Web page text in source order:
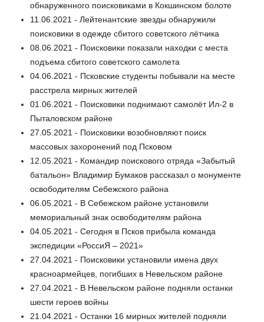
обнаруженного поисковиками в Кокшинском болоте
11.06.2021 - Лейтенантские звезды обнаружили
поисковики в одежде сбитого советского лётчика
08.06.2021 - Поисковики показали находки с места
подъема сбитого советского самолета
04.06.2021 - Псковские студенты побывали на месте
расстрела мирных жителей
01.06.2021 - Поисковики поднимают самолёт Ил-2 в
Пыталовском районе
27.05.2021 - Поисковики возобновляют поиск
массовых захоронений под Псковом
12.05.2021 - Командир поискового отряда «Забытый
батальон» Владимир Бумаков рассказал о монументе
освободителям Себежского района
06.05.2021 - В Себежском районе установили
мемориальный знак освободителям района
04.05.2021 - Сегодня в Псков прибыла команда
экспедиции «РоссиЯ – 2021»
27.04.2021 - Поисковики установили имена двух
красноармейцев, погибших в Невельском районе
27.04.2021 - В Невельском районе подняли останки
шести героев войны
21.04.2021 - Останки 16 мирных жителей подняли